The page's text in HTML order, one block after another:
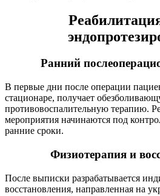
Ранний
В первые дни после операции
стационаре, получает
противовоспалительную терапию.
мероприятия начинаются под
ранние сроки.
Физиотерапия и
После выписки разрабатывается
восстановления, направленная на